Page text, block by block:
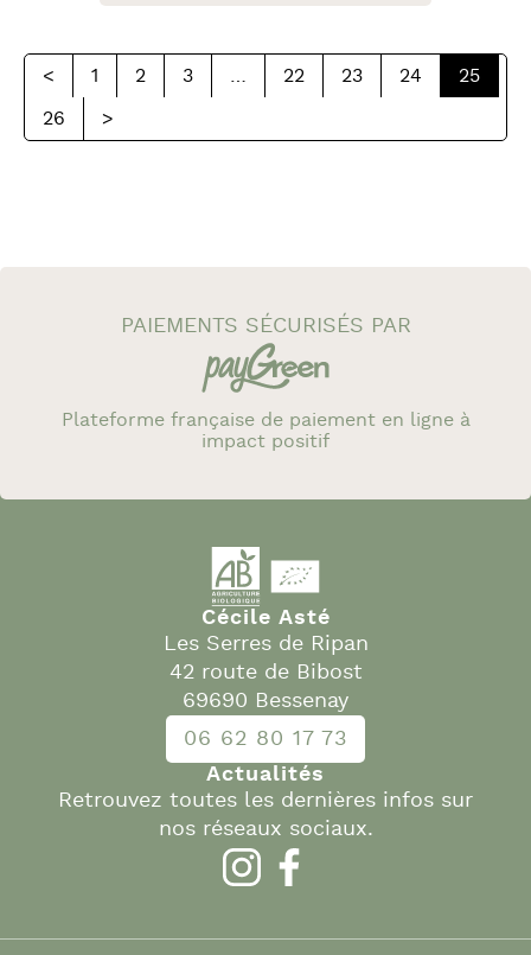
< 1 2 3 22 23 24 25
26 >
PAIEMENTS SÉCURISÉS PAR
Plateforme française de paiement en ligne à
impact positif
Cécile Asté
Les Serres de Ripan
42 route de Bibost
69690 Bessenay
06 62 80 17 73
Actualités
Retrouvez toutes les dernières infos sur
nos réseaux sociaux.